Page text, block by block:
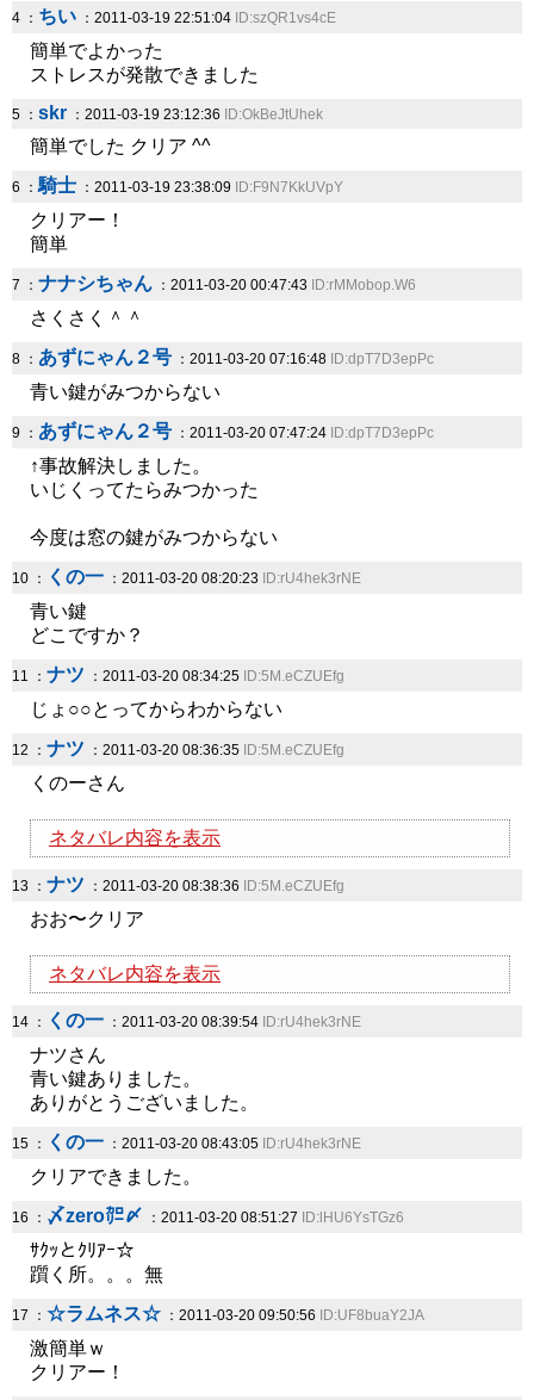
4 ： ちい ：2011-03-19 22:51:04 ID:szQR1vs4cE
簡単でよかった
ストレスが発散できました
5 ： skr ：2011-03-19 23:12:36 ID:OkBeJtUhek
簡単でした クリア ^^
6 ：騎士 ：2011-03-19 23:38:09 ID:F9N7KkUVpY
クリアー！
簡単
7 ： ナナシちゃん ：2011-03-20 00:47:43 ID:rMMobop.W6
さくさく＾＾
8 ： あずにゃん２号 ：2011-03-20 07:16:48 ID:dpT7D3epPc
青い鍵がみつからない
9 ： あずにゃん２号 ：2011-03-20 07:47:24 ID:dpT7D3epPc
↑事故解決しました。
いじくってたらみつかった
今度は窓の鍵がみつからない
10 ： くの一 ：2011-03-20 08:20:23 ID:rU4hek3rNE
青い鍵
どこですか？
11 ： ナツ ：2011-03-20 08:34:25 ID:5M.eCZUEfg
じょ○○とってからわからない
12 ： ナツ ：2011-03-20 08:36:35 ID:5M.eCZUEfg
くのーさん
ネタバレ内容を表示
13 ： ナツ ：2011-03-20 08:38:36 ID:5M.eCZUEfg
おお〜クリア
ネタバレ内容を表示
14 ： くの一 ：2011-03-20 08:39:54 ID:rU4hek3rNE
ナツさん
青い鍵ありました。
ありがとうございました。
15 ： くの一 ：2011-03-20 08:43:05 ID:rU4hek3rNE
クリアできました。
16 ： 〆zero㌍〆 ：2011-03-20 08:51:27 ID:lHU6YsTGz6
ｻｸｯとｸﾘｱｰ☆
躓く所。。。無
17 ： ☆ラムネス☆ ：2011-03-20 09:50:56 ID:UF8buaY2JA
激簡単ｗ
クリアー！